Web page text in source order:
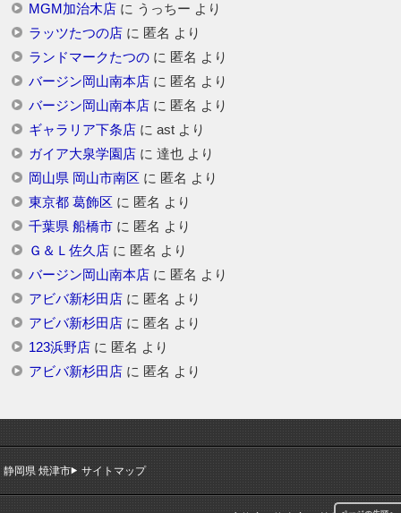
MGM加治木店に うっちー より
ラッツたつの店に 匿名 より
ランドマークたつのに 匿名 より
バージン岡山南本店に 匿名 より
バージン岡山南本店に 匿名 より
ギャラリア下条店に astより
ガイア大泉学園店に 達也より
岡山県 岡山市南区 に 匿名 より
東京都 葛飾区 に 匿名 より
千葉県 船橋市に 匿名 より
Ｇ＆Ｌ佐久店に 匿名 より
バージン岡山南本店に 匿名 より
アビバ新杉田店に 匿名 より
アビバ新杉田店に 匿名 より
123浜野店に 匿名 より
アビバ新杉田店に 匿名 より
静岡県 焼津市 サイトマップ